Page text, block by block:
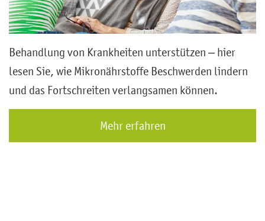
Behandlung von Krankheiten unterstützen – hier
lesen Sie, wie Mikronährstoffe Beschwerden lindern
und das Fortschreiten verlangsamen können.
Mehr erfahren